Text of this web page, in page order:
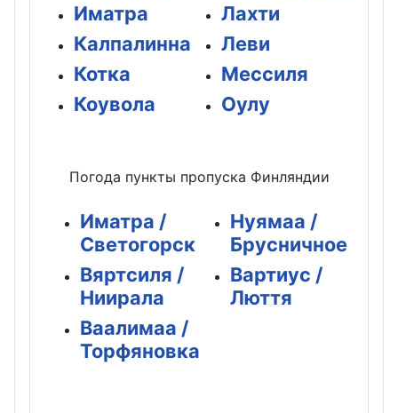
Иматра
Калпалинна
Котка
Коувола
Лахти
Леви
Мессиля
Оулу
Погода пункты пропуска Финляндии
Иматра /
Светогорск
Вяртсиля /
Ниирала
Ваалимаа /
Торфяновка
Нуямаа /
Брусничное
Вартиус /
Люття